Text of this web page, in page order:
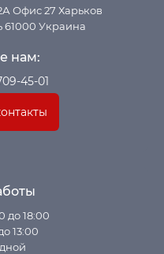
Офис 27 Харьков
61000 Украина
нам:
45-01
до 18:00
13:00